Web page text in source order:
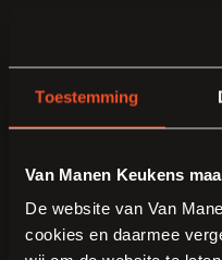
Toestemming
Van Manen Keukens
De website van Van
cookies en daarmee